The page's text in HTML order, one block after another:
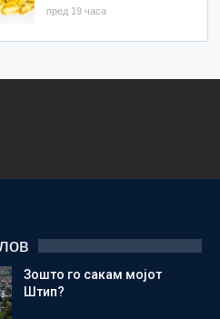
пред 19 часа
Зошто го сакам мојот
Штип?